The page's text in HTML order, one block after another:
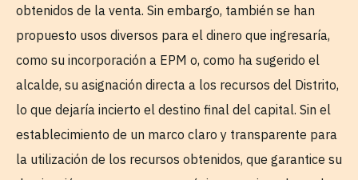
obtenidos de la venta. Sin embargo, también se han
propuesto usos diversos para el dinero que ingresaría,
como su incorporación a EPM o, como ha sugerido el
alcalde, su asignación directa a los recursos del Distrito,
lo que dejaría incierto el destino final del capital. Sin el
establecimiento de un marco claro y transparente para
la utilización de los recursos obtenidos, que garantice su